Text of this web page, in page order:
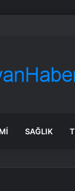
anlaşmasını
SAĞLIK